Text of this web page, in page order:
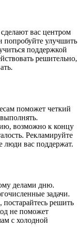
вас центром
попробуйте улучшить
поддержкой
решительно,
поможет четкий
возможно к концу
Рекламируйте
люди вас поддержат.
делами дню.
задачи.
постарайтесь решить
не поможет
с холодной